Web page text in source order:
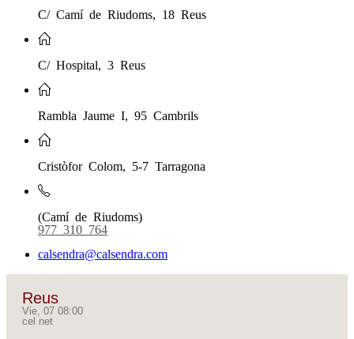
C/ Camí de Riudoms, 18 Reus
C/ Hospital, 3 Reus
Rambla Jaume I, 95 Cambrils
Cristòfor Colom, 5-7 Tarragona
(Camí de Riudoms)
977 310 764
calsendra@calsendra.com
Reus
Vie, 07 08:00
cel net